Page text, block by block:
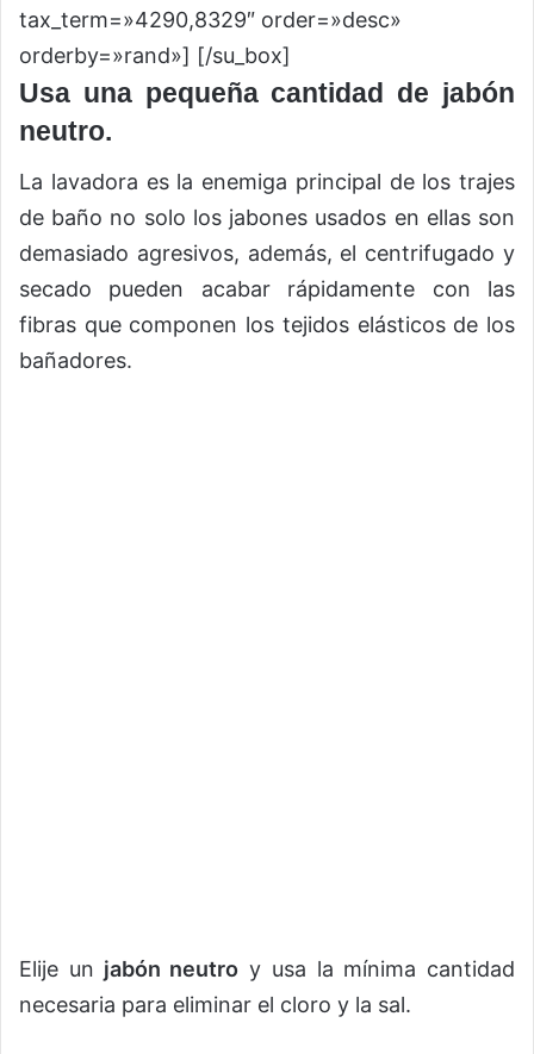
tax_term=»4290,8329″ order=»desc»
orderby=»rand»] [/su_box]
Usa una pequeña cantidad de jabón
neutro.
La lavadora es la enemiga principal de los trajes
de baño no solo los jabones usados en ellas son
demasiado agresivos, además, el centrifugado y
secado pueden acabar rápidamente con las
fibras que componen los tejidos elásticos de los
bañadores.
Elije un jabón neutro y usa la mínima cantidad
necesaria para eliminar el cloro y la sal.